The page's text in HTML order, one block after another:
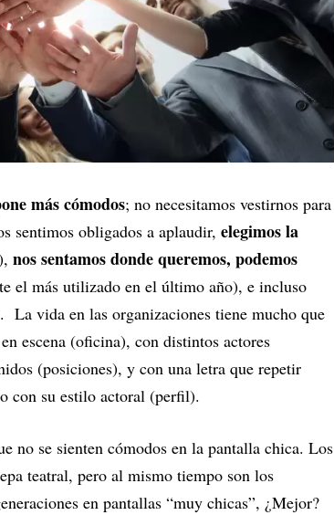
más cómodos; no necesitamos vestirnos para
sentimos obligados a aplaudir, elegimos la
nos sentamos donde queremos, podemos
el más utilizado en el último año), e incluso
La vida en las organizaciones tiene mucho que
escena (oficina), con distintos actores
(posiciones), y con una letra que repetir
con su estilo actoral (perfil).
no se sienten cómodos en la pantalla chica. Los
teatral, pero al mismo tiempo son los
en pantallas “muy chicas”, ¿Mejor?